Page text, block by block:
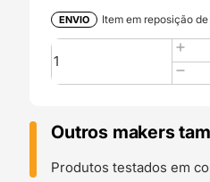
ENVIO Item em reposição
Quantidade
de
100m
Anelado
PP
Outros makers
Produtos testados em